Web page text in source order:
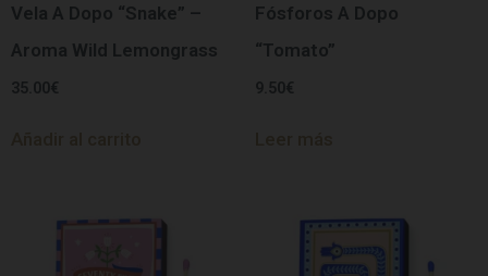
Vela A Dopo “Snake” –
Aroma Wild Lemongrass
35.00€
Fósforos A Dopo
“Tomato”
9.50€